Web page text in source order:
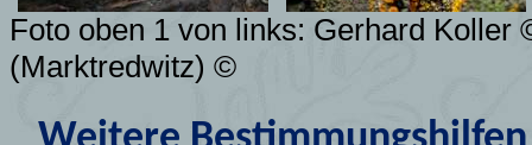
Foto oben 1 von links: Gerhard Koller
(Marktredwitz) ©